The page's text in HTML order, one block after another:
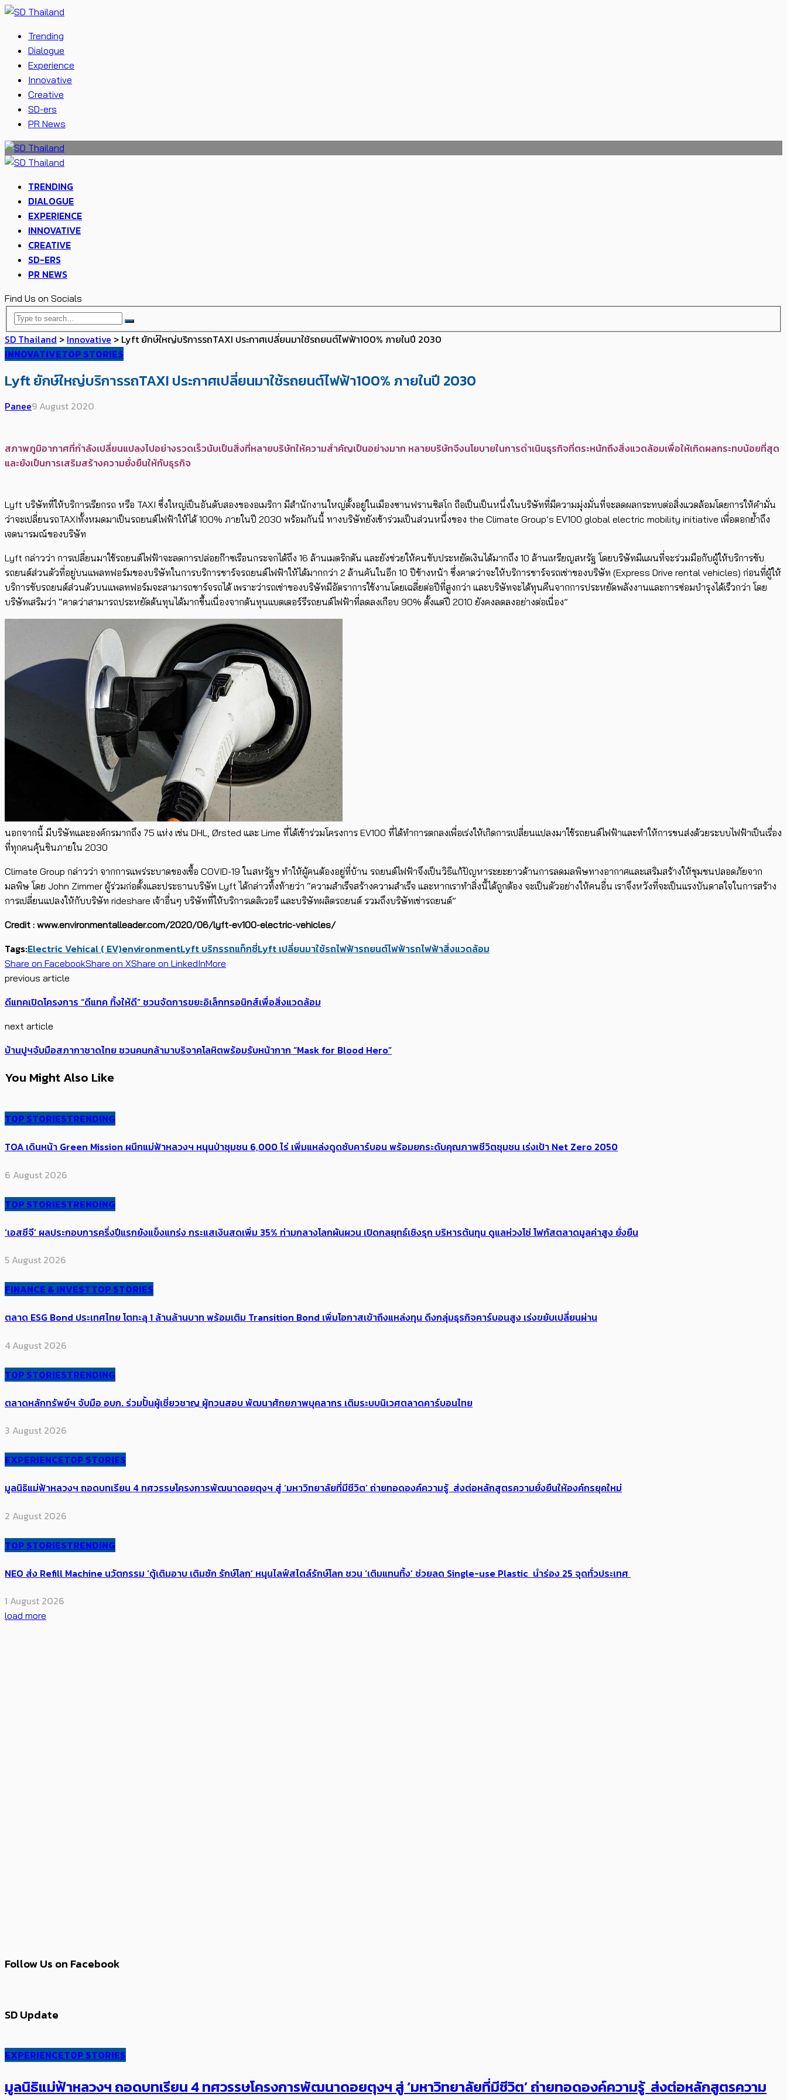
Trending
Dialogue
Experience
Innovative
Creative
SD-ers
PR News
TRENDING
DIALOGUE
EXPERIENCE
INNOVATIVE
CREATIVE
SD-ERS
PR NEWS
Find Us on Socials
SD Thailand > Innovative > Lyft ยักษ์ใหญ่บริการรถTAXI ประกาศเปลี่ยนมาใช้รถยนต์ไฟฟ้า100% ภายในปี 2030
INNOVATIVETOP STORIES
Lyft ยักษ์ใหญ่บริการรถTAXI ประกาศเปลี่ยนมาใช้รถยนต์ไฟฟ้า100% ภายในปี 2030
Panee9 August 2020
สภาพภูมิอากาศที่กำลังเปลี่ยนแปลงไปอย่างรวดเร็วนับเป็นสิ่งที่หลายบริษัทให้ความสำคัญเป็นอย่างมาก หลายบริษัทจึงนโยบายในการดำเนินธุรกิจที่ตระหนักถึงสิ่งแวดล้อมเพื่อให้เกิดผลกระทบน้อยที่สุด
และยังเป็นการเสริมสร้างความยั่งยืนให้กับธุรกิจ
Lyft บริษัทที่ให้บริการเรียกรถ หรือ TAXI ซึ่งใหญ่เป็นอันดับสองของอเมริกา มีสำนักงานใหญ่ตั้งอยู่ในเมืองซานฟรานซิสโก ถือเป็นเป็นหนึ่งในบริษัทที่มีความมุ่งมั่นที่จะลดผลกระทบต่อสิ่งแวดล้อมโดยการให้คำมั่น
ว่าจะเปลี่ยนรถTAXIทั้งหมดมาเป็นรถยนต์ไฟฟ้าให้ได้ 100% ภายในปี 2030 พร้อมกันนี้ ทางบริษัทยังเข้าร่วมเป็นส่วนหนึ่งของ the Climate Group’s EV100 global electric mobility initiative เพื่อตอกย้ำถึง
เจตนารมณ์ของบริษัท
Lyft กล่าวว่า การเปลี่ยนมาใช้รถยนต์ไฟฟ้าจะลดการปล่อยก๊าซเรือนกระจกได้ถึง 16 ล้านเมตริกตัน และยังช่วยให้คนขับประหยัดเงินได้มากถึง 10 ล้านเหรียญสหรัฐ โดยบริษัทมีแผนที่จะร่วมมือกับผู้ให้บริการขับ
รถยนต์ส่วนตัวที่อยู่บนแพลทฟอร์มของบริษัทในการบริการชาร์จรถยนต์ไฟฟ้าให้ได้มากกว่า 2 ล้านคันในอีก 10 ปีข้างหน้า ซึ่งคาดว่าจะให้บริการชาร์จรถเช่าของบริษัท (Express Drive rental vehicles) ก่อนที่ผู้ให้
บริการขับรถยนต์ส่วนตัวบนแพลทฟอร์มจะสามารถชาร์จรถได้ เพราะว่ารถเช่าของบริษัทมีอัตราการใช้งานโดยเฉลี่ยต่อปีที่สูงกว่า และบริษัทจะได้ทุนคืนจากการประหยัดพลังงานและการซ่อมบำรุงได้เร็วกว่า โดย
บริษัทเสริมว่า “คาดว่าสามารถประหยัดต้นทุนได้มากขึ้นเนื่องจากต้นทุนแบตเตอร์รีรถยนต์ไฟฟ้าที่ลดลงเกือบ 90% ตั้งแต่ปี 2010 ยังคงลดลงอย่างต่อเนื่อง”
นอกจากนี้ มีบริษัทและองค์กรมากถึง 75 แห่ง เช่น DHL, Ørsted และ Lime ที่ได้เข้าร่วมโครงการ EV100 ที่ได้ทำการตกลงเพื่อเร่งให้เกิดการเปลี่ยนแปลงมาใช้รถยนต์ไฟฟ้าและทำให้การขนส่งด้วยระบบไฟฟ้าเป็นเรื่อง
ที่ทุกคนคุ้นชินภายใน 2030
Climate Group กล่าวว่า จากการแพร่ระบาดของเชื้อ COVID-19 ในสหรัฐฯ ทำให้ผู้คนต้องอยู่ที่บ้าน รถยนต์ไฟฟ้าจึงเป็นวิธีแก้ปัญหาระยะยาวด้านการลดมลพิษทางอากาศและเสริมสร้างให้ชุมชนปลอดภัยจาก
มลพิษ โดย John Zimmer ผู้ร่วมก่อตั้งและประธานบริษัท Lyft ได้กล่าวทิ้งท้ายว่า “ความสำเร็จสร้างความสำเร็จ และหากเราทำสิ่งนี้ได้ถูกต้อง จะเป็นตัวอย่างให้คนอื่น เราจึงหวังที่จะเป็นแรงบันดาลใจในการสร้าง
การเปลี่ยนแปลงให้กับบริษัท rideshare เจ้าอื่นๆ บริษัทที่ให้บริการเดลิเวอรี และบริษัทผลิตรถยนต์ รวมถึงบริษัทเช่ารถยนต์”
Credit : www.environmentalleader.com/2020/06/lyft-ev100-electric-vehicles/
Tags:Electric Vehical ( EV)environmentLyft บริกรรถแท็กซี่Lyft เปลี่ยนมาใช้รถไฟฟ้ารถยนต์ไฟฟ้ารถไฟฟ้าสิ่งแวดล้อม
Share on FacebookShare on XShare on LinkedInMore
previous article
ดีแทคเปิดโครงการ “ดีแทค ทิ้งให้ดี” ชวนจัดการขยะอิเล็กทรอนิกส์เพื่อสิ่งแวดล้อม
next article
บ้านปูฯจับมือสภากาชาดไทย ชวนคนกล้ามาบริจาคโลหิตพร้อมรับหน้ากาก “Mask for Blood Hero”
You Might Also Like
TOP STORIESTRENDING
TOA เดินหน้า Green Mission ผนึกแม่ฟ้าหลวงฯ หนุนป่าชุมชน 6,000 ไร่ เพิ่ม​แหล่งดูดซับคาร์บอน พร้อมยกระดับคุณภาพชีวิตชุมชน เร่งเป้า​ Net Zero 2050
6 August 2026
TOP STORIESTRENDING
‘เอสซีจี’ ผลประกอบการครึ่งปีแรกยังแข็งแกร่ง กระแสเงินสดเพิ่ม 35% ท่ามกลางโลกผันผวน เปิดกลยุทธ์เชิงรุก บริหารต้นทุน ดูแลห่วงโซ่ โฟกัสตลาดมูลค่าสูง ยั่งยืน
5 August 2026
FINANCE & INVESTTOP STORIES
ตลาด ESG Bond ประเทศไทย โตทะลุ 1 ล้านล้านบาท พร้อมเติม Transition Bond เพิ่มโอกาสเข้าถึงแหล่งทุน ดึงกลุ่มธุรกิจคาร์บอนสูง เร่งขยับเปลี่ยนผ่าน
4 August 2026
TOP STORIESTRENDING
ตลาดหลักทรัพย์ฯ จับมือ อบก. ร่วมปั้นผู้เชี่ยวชาญ ผู้ทวนสอบ พัฒนาศักยภาพบุคลากร เติมระบบนิเวศตลาดคาร์บอนไทย
3 August 2026
EXPERIENCETOP STORIES
มูลนิธิแม่ฟ้าหลวงฯ ถอดบทเรียน 4 ทศวรรษโครงการพัฒนาดอยตุงฯ สู่ ‘มหาวิทยาลัยที่มีชีวิต’ ถ่ายทอดองค์ความรู้ ส่งต่อหลักสูตรความยั่งยืนให้องค์กรยุคใหม่
2 August 2026
TOP STORIESTRENDING
NEO ส่ง Refill Machine นวัตกรรม ‘ตู้เติมอาบ เติมซัก รักษ์โลก’ หนุนไลฟ์สไตล์รักษ์โลก ชวน ‘เติมแทนทิ้ง’ ช่วยลด Single-use Plastic นำร่อง 25 จุดทั่วประเทศ
1 August 2026
load more
Follow Us on Facebook
SD Update
EXPERIENCETOP STORIES
มูลนิธิแม่ฟ้าหลวงฯ ถอดบทเรียน 4 ทศวรรษโครงการพัฒนาดอยตุงฯ สู่ ‘มหาวิทยาลัยที่มีชีวิต’ ถ่ายทอดองค์ความรู้ ส่งต่อหลักสูตรความ